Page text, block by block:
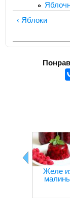
‹ Яблоки
Желе